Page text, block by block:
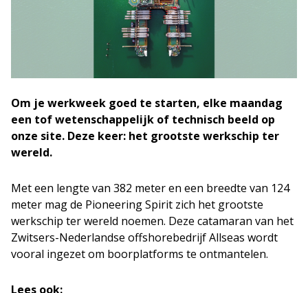
Om je werkweek goed te starten, elke maandag
een tof wetenschappelijk of technisch beeld op
onze site. Deze keer: het grootste werkschip ter
wereld.
Met een lengte van 382 meter en een breedte van 124
meter mag de Pioneering Spirit zich het grootste
werkschip ter wereld noemen. Deze catamaran van het
Zwitsers-Nederlandse offshorebedrijf Allseas wordt
vooral ingezet om boorplatforms te ontmantelen.
Lees ook: